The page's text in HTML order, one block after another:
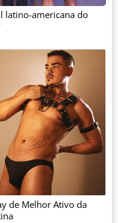
latino-americana do
de Melhor Ativo da